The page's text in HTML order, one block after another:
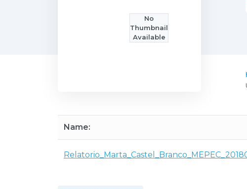
No
Thumbnail
Available
Name: